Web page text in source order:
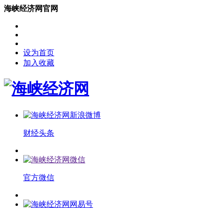
海峡经济网官网
设为首页
加入收藏
财经头条
官方微信